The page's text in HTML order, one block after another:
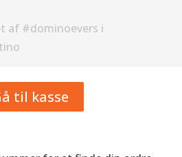
af #dominoevers i
til kasse